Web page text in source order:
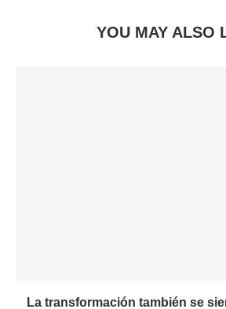
YOU MAY ALSO
La transformación también se